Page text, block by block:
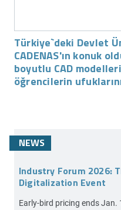
Türkiye`deki Devlet
CADENAS'ın konuk
boyutlu CAD
öğrencilerin
NEWS
Industry Forum 2026:
Digitalization Event
Early-bird pricing ends Jan.